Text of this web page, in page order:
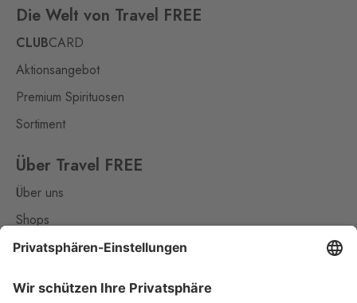
Die Welt von Travel FREE
CLUBCARD
Aktionsangebot
Premium Spirituosen
Sortiment
Über Travel FREE
Über uns
Shops
Kontakt
Nützliches